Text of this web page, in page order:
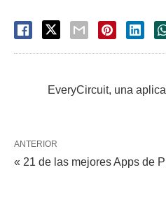
EveryCircuit, una
ANTERIOR
« 21 de las mejores Apps de